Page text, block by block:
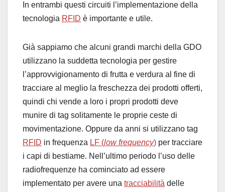
In entrambi questi circuiti l’implementazione della
tecnologia RFID è importante e utile.
Già sappiamo che alcuni grandi marchi della GDO
utilizzano la suddetta tecnologia per gestire
l’approvvigionamento di frutta e verdura al fine di
tracciare al meglio la freschezza dei prodotti offerti,
quindi chi vende a loro i propri prodotti deve
munire di tag solitamente le proprie ceste di
movimentazione. Oppure da anni si utilizzano tag
RFID in frequenza LF (low frequency) per tracciare
i capi di bestiame. Nell’ultimo periodo l’uso delle
radiofrequenze ha cominciato ad essere
implementato per avere una tracciabilità delle